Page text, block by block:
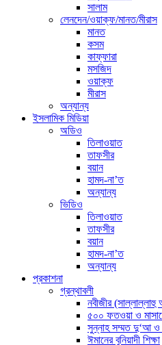
সালাম
লেনদেন/ওয়াক্ফ/মানত/মীরাস
মানত
কসম
কাফ্ফারা
মসজিদ
ওয়াক্ফ
মীরাস
অন্যান্য
ইসলামিক মিডিয়া
অডিও
তিলাওয়াত
তাফসীর
বয়ান
হামদ-না’ত
অন্যান্য
ভিডিও
তিলাওয়াত
তাফসীর
বয়ান
হামদ-না’ত
অন্যান্য
প্রকাশনা
গ্রন্থাবলী
নবীজীর
৫০০ ফতওয়া ও
সুন্নাহ সম্মত দু‘আ ও
ঈমানের বুনিয়াদী শিক্ষা